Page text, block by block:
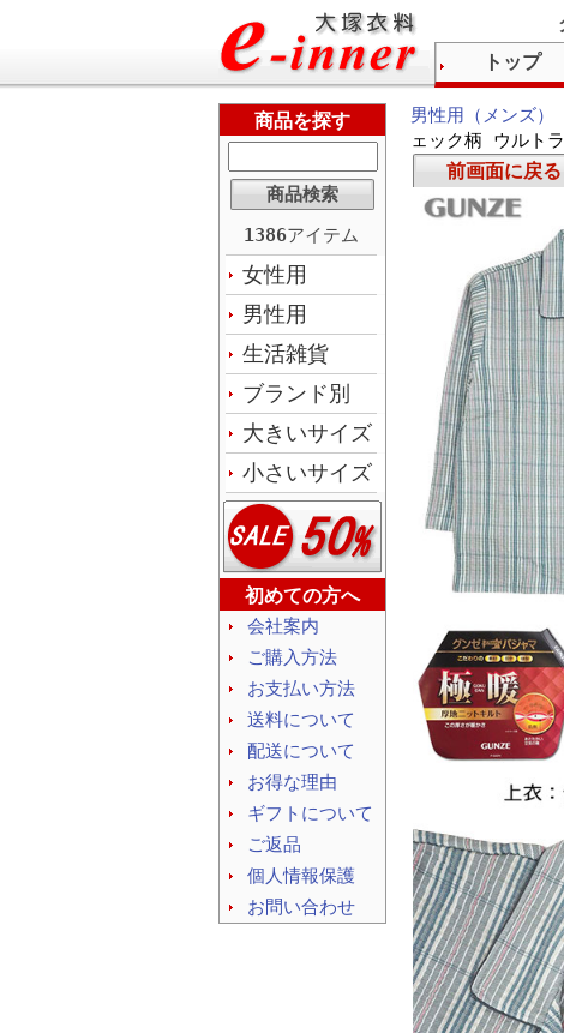
男性用（メンズ）
ェック柄 ウルト
前画面に戻る
商品を探す
1386アイテム
女性用
男性用
生活雑貨
ブランド別
大きいサイズ
小さいサイズ
初めての方へ
会社案内
ご購入方法
お支払い方法
送料について
配送について
お得な理由
ギフトについて
ご返品
個人情報保護
お問い合わせ
トップ